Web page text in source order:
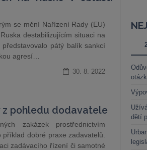
se mění Nařízení Rady (EU)
destabilizujícím situaci na
pátý balík sankcí
agresí…
30. 8. 2022
z pohledu dodavatele
zakázek prostřednictvím
dobré praxe zadavatelů.
zadávacího řízení či samotné
dětí